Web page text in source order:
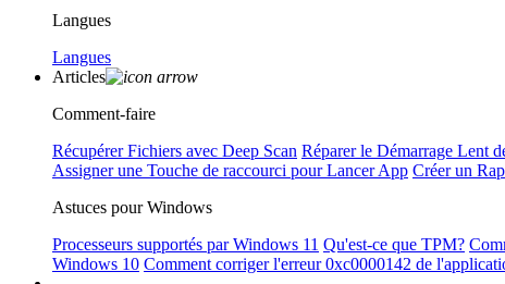
Langues
Langues
Articles
Comment-faire
Récupérer Fichiers avec Deep Scan Réparer le Démarrage Lent
Assigner une Touche de raccourci pour Lancer App Créer un
Astuces pour Windows
Processeurs supportés par Windows 11 Qu'est-ce que TPM?
Windows 10 Comment corriger l'erreur 0xc0000142 de